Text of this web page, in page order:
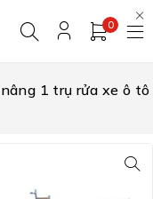
0
1 trụ rửa xe ô tô